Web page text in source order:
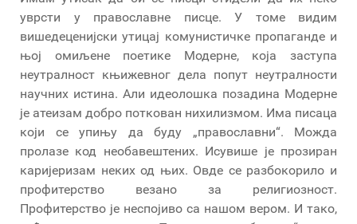
уврсти у православне писце. У томе видим
вишедеценијски утицај комунистичке пропаганде и
њој омиљене поетике Модерне, која заступа
неутралност књижевног дела попут неутралности
научних истина. Али идеолошка позадина Модерне
је атеизам добро поткован нихилизмом. Има писаца
који се упињу да буду „православни“. Можда
пролазе код необавештених. Исувише је прозиран
каријеризам неких од њих. Овде се разбокорило и
профитерство везано за религиозност.
Профитерство је неспојиво са нашом вером. И тако,